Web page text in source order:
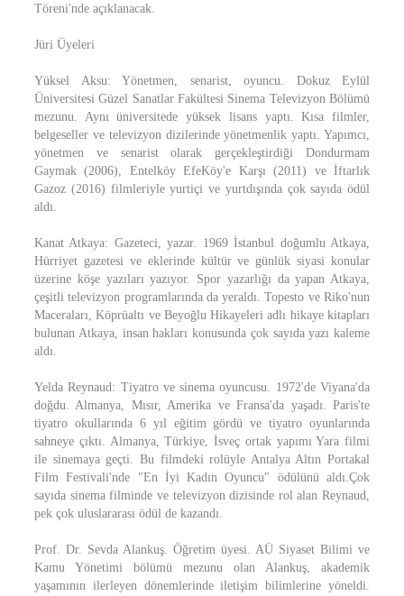
Töreni'nde açıklanacak.
Jüri Üyeleri
Yüksel Aksu: Yönetmen, senarist, oyuncu. Dokuz Eylül
Üniversitesi Güzel Sanatlar Fakültesi Sinema Televizyon Bölümü
mezunu. Aynı üniversitede yüksek lisans yaptı. Kısa filmler,
belgeseller ve televizyon dizilerinde yönetmenlik yaptı. Yapımcı,
yönetmen ve senarist olarak gerçekleştirdiği Dondurmam
Gaymak (2006), Entelköy EfeKöy'e Karşı (2011) ve İftarlık
Gazoz (2016) filmleriyle yurtiçi ve yurtdışında çok sayıda ödül
aldı.
Kanat Atkaya: Gazeteci, yazar. 1969 İstanbul doğumlu Atkaya,
Hürriyet gazetesi ve eklerinde kültür ve günlük siyasi konular
üzerine köşe yazıları yazıyor. Spor yazarlığı da yapan Atkaya,
çeşitli televizyon programlarında da yeraldı. Topesto ve Riko'nun
Maceraları, Köprüaltı ve Beyoğlu Hikayeleri adlı hikaye kitapları
bulunan Atkaya, insan hakları konusunda çok sayıda yazı kaleme
aldı.
Yelda Reynaud: Tiyatro ve sinema oyuncusu. 1972'de Viyana'da
doğdu. Almanya, Mısır, Amerika ve Fransa'da yaşadı. Paris'te
tiyatro okullarında 6 yıl eğitim gördü ve tiyatro oyunlarında
sahneye çıktı. Almanya, Türkiye, İsveç ortak yapımı Yara filmi
ile sinemaya geçti. Bu filmdeki rolüyle Antalya Altın Portakal
Film Festivali'nde "En İyi Kadın Oyuncu" ödülünü aldı.Çok
sayıda sinema filminde ve televizyon dizisinde rol alan Reynaud,
pek çok uluslararası ödül de kazandı.
Prof. Dr. Sevda Alankuş. Öğretim üyesi. AÜ Siyaset Bilimi ve
Kamu Yönetimi bölümü mezunu olan Alankuş, akademik
yaşamının ilerleyen dönemlerinde iletişim bilimlerine yöneldi.